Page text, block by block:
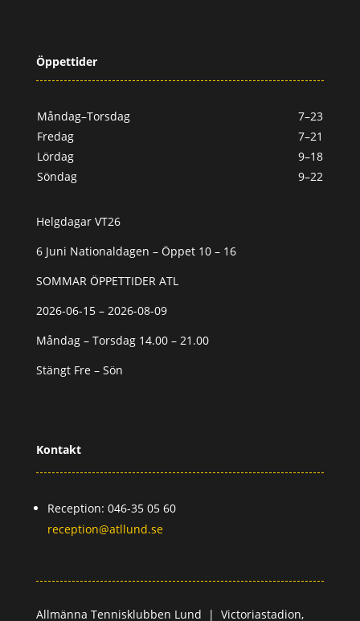
Öppettider
Måndag–Torsdag
7–23
Fredag
7–21
Lördag
9–18
Söndag
9–22
Helgdagar VT26
6 Juni Nationaldagen – Öppet 10 – 16
SOMMAR ÖPPETTIDER ATL
2026-06-15 – 2026-08-09
Måndag – Torsdag 14.00 – 21.00
Stängt Fre – Sön
Kontakt
Reception: 046-35 05 60
reception@atllund.se
Allmänna Tennisklubben Lund | Victoriastadion,